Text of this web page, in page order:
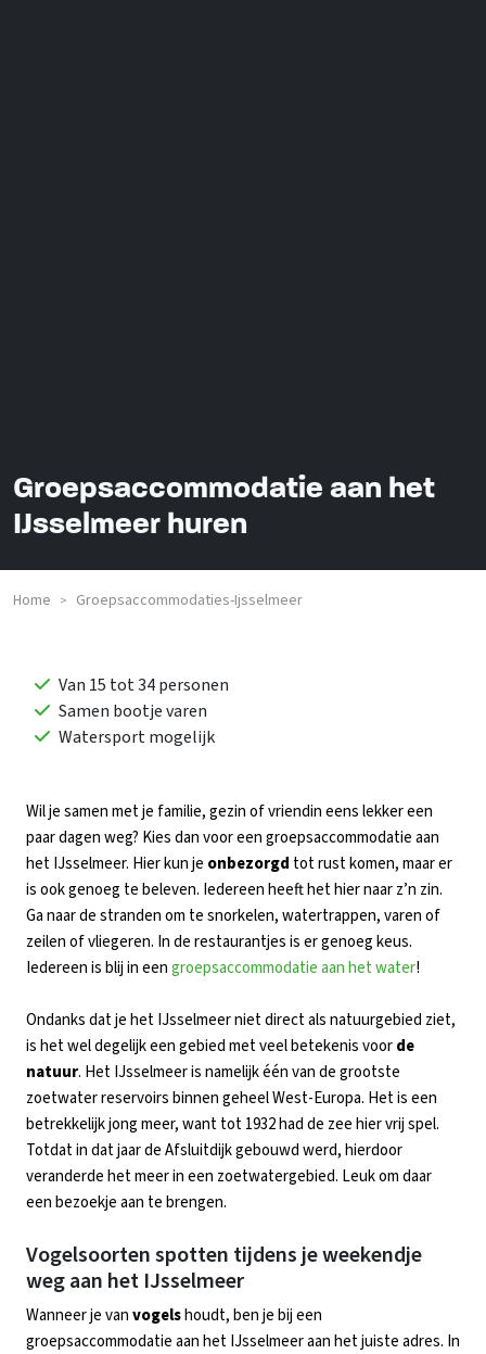
Groepsaccommodatie aan het
IJsselmeer huren
Home > Groepsaccommodaties-Ijsselmeer
Van 15 tot 34 personen
Samen bootje varen
Watersport mogelijk
Wil je samen met je familie, gezin of vriendin eens lekker een
paar dagen weg? Kies dan voor een groepsaccommodatie aan
het IJsselmeer. Hier kun je onbezorgd tot rust komen, maar er
is ook genoeg te beleven. Iedereen heeft het hier naar z’n zin.
Ga naar de stranden om te snorkelen, watertrappen, varen of
zeilen of vliegeren. In de restaurantjes is er genoeg keus.
Iedereen is blij in eengroepsaccommodatie aan het water!
Ondanks dat je het IJsselmeer niet direct als natuurgebied ziet,
is het wel degelijk een gebied met veel betekenis voorde
natuur. Het IJsselmeer is namelijk één van de grootste
zoetwater reservoirs binnen geheel West-Europa. Het is een
betrekkelijk jong meer, want tot 1932 had de zee hier vrij spel.
Totdat in dat jaar de Afsluitdijk gebouwd werd, hierdoor
veranderde het meer in een zoetwatergebied. Leuk om daar
een bezoekje aan te brengen.
Vogelsoorten spotten tijdens je weekendje
weg aan het IJsselmeer
Wanneer je vanvogelshoudt, ben je bij een
groepsaccommodatie aan het IJsselmeer aan het juiste adres. In